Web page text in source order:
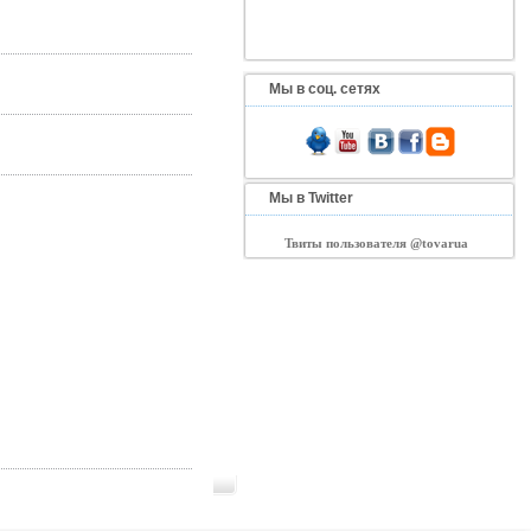
Мы в соц. сетях
Мы в Twitter
Твиты пользователя @tovarua